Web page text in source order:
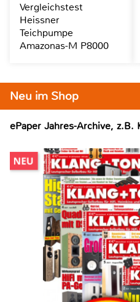
Neu im Shop
ePaper Jahres-Archive, z.B.
Vergleichstest
Heissner
Teichpumpe
Amazonas-M P8000